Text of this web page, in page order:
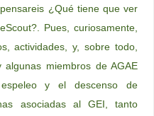
¿Qué tiene que ver
Pues, curiosamente,
actividades, y, sobre todo,
miembros de AGAE
y el descenso de
asociadas al GEI, tanto